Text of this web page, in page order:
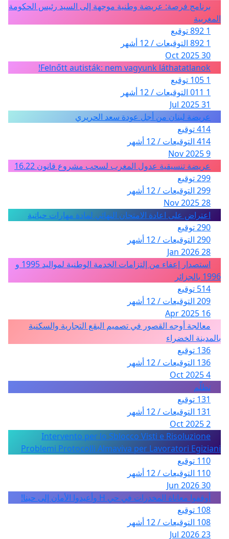
برنامج فرصة: عريضة وطنية موجهة إلى السيد رئيس الحكومة
المغربية
1 892 توقيع
1 892 التوقيعات / 12 أشهر
30 Oct 2025
Felnőtt autisták: nem vagyunk láthatatlanok!
1 105 توقيع
1 011 التوقيعات / 12 أشهر
31 Jul 2025
عريضة لبنان من أجل عودة سعد الحريري
414 توقيع
414 التوقيعات / 12 أشهر
9 Nov 2025
عريضة تنسيقية عدول المغرب لسحب مشروع قانون 16.22
299 توقيع
299 التوقيعات / 12 أشهر
28 Nov 2025
اعتراض على اعادة الامتحان النهائي لمادة مهارات حياتية
290 توقيع
290 التوقيعات / 12 أشهر
28 Jan 2026
استصدار إعفاء من إلتزامات الخدمة الوطنية لمواليد 1995 و
1996 بالجزائر
514 توقيع
209 التوقيعات / 12 أشهر
16 Apr 2025
معالجة أوجه القصور في تصميم البقع التجارية والسكنية
بالمدينة الخضراء
136 توقيع
136 التوقيعات / 12 أشهر
4 Oct 2025
تظلّم
131 توقيع
131 التوقيعات / 12 أشهر
2 Oct 2025
Intervento per lo Sblocco Visti e Risoluzione
Problemi Protocolli Almaviva per Lavoratori Egiziani
110 توقيع
110 التوقيعات / 12 أشهر
30 Jun 2026
أوقفوا معاناة المخدرات في حي H وأعيدوا الأمان إلى حينا!
108 توقيع
108 التوقيعات / 12 أشهر
23 Jul 2026